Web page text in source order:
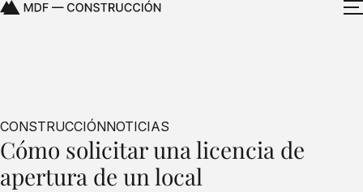
CONSTRUCCIÓNNOTICIAS
Cómo solicitar una licencia de
apertura de un local